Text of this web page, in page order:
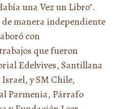
una Vez un Libro".
manera independiente
con
que fueron
Edelvives, Santillana
y SM Chile,
Parmenia, Párrafo